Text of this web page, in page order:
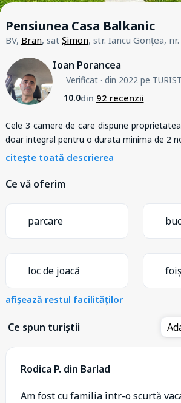
Pensiunea Casa Balkanic
BV, Bran, sat Șimon, str. Iancu Gonțea,
Ioan Porancea
Verificat· din 2022 pe
10.0din 92 recenzii
Cele 3 camere de care dispune
doar integral pentru o durata minima de 2
citește toată descrierea
Ce vă oferim
parcare
loc de joacă
afișează restul facilităților
Ce spun turiștii
Rodica P. din Barlad
Am fost cu familia într-o scurtă